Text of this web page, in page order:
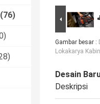
(76)
Gambar besar :
Lokakarya
Desain
Deskripsi